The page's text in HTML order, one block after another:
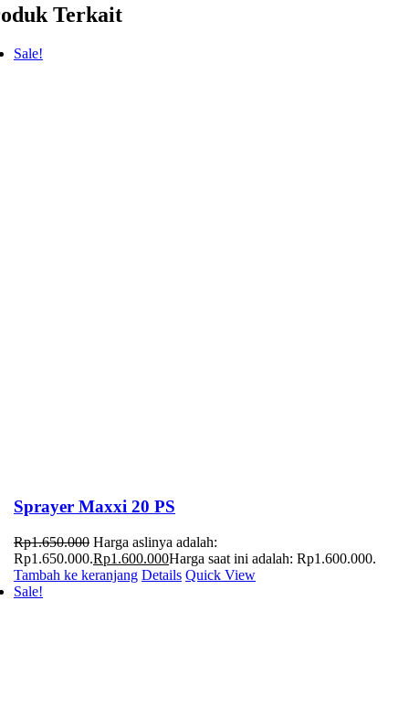
Terkait
Sale!
Sprayer Maxxi 20 PS
Rp1.650.000 Harga aslinya adalah:
Rp1.650.000.Rp1.600.000Harga saat ini adalah: Rp1.600.000.
Tambah ke keranjang Details Quick View
Sale!